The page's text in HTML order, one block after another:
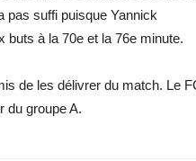
pas suffi puisque Yannick
buts à la 70e et la 76e minute.
de les délivrer du match. Le
du groupe A.